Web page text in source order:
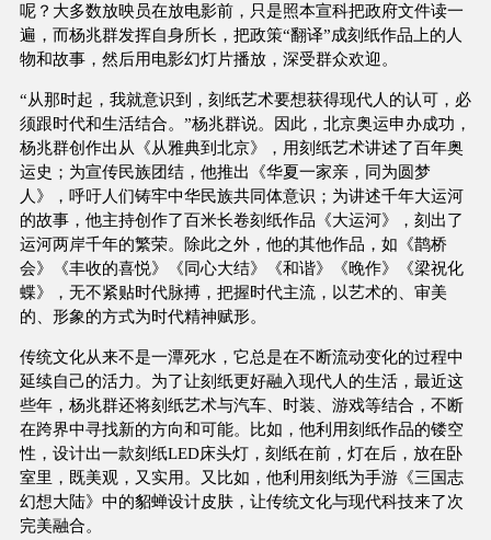
呢？大多数放映员在放电影前，只是照本宣科把政府文件读一
遍，而杨兆群发挥自身所长，把政策“翻译”成刻纸作品上的人
物和故事，然后用电影幻灯片播放，深受群众欢迎。
“从那时起，我就意识到，刻纸艺术要想获得现代人的认可，必
须跟时代和生活结合。”杨兆群说。因此，北京奥运申办成功，
杨兆群创作出从《从雅典到北京》，用刻纸艺术讲述了百年奥
运史；为宣传民族团结，他推出《华夏一家亲，同为圆梦
人》，呼吁人们铸牢中华民族共同体意识；为讲述千年大运河
的故事，他主持创作了百米长卷刻纸作品《大运河》，刻出了
运河两岸千年的繁荣。除此之外，他的其他作品，如《鹊桥
会》《丰收的喜悦》《同心大结》《和谐》《晚作》《梁祝化
蝶》，无不紧贴时代脉搏，把握时代主流，以艺术的、审美
的、形象的方式为时代精神赋形。
传统文化从来不是一潭死水，它总是在不断流动变化的过程中
延续自己的活力。为了让刻纸更好融入现代人的生活，最近这
些年，杨兆群还将刻纸艺术与汽车、时装、游戏等结合，不断
在跨界中寻找新的方向和可能。比如，他利用刻纸作品的镂空
性，设计出一款刻纸LED床头灯，刻纸在前，灯在后，放在卧
室里，既美观，又实用。又比如，他利用刻纸为手游《三国志
幻想大陆》中的貂蝉设计皮肤，让传统文化与现代科技来了次
完美融合。